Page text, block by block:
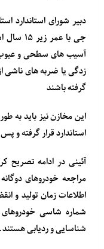
دبیر شورای استاندارد
جی با
آسیب های سطحی و عیوب
زدگی یا ضربه های
گرفته باشند
این مخازن نیز باید به
استاندارد قرار گرفته و
آئینی در ادامه تصریح
مراجعه خودروهای
اطلاعات زمان تولید و
شماره شاسی
شناسایی و ردیابی هستند.